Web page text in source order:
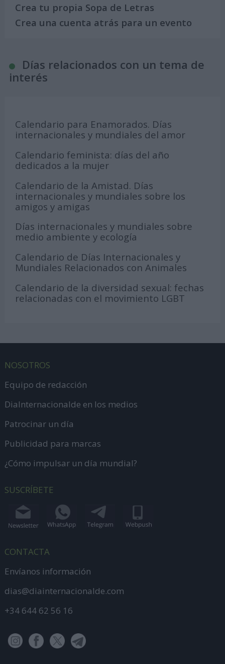
Crea tu propia Sopa de Letras
Crea una cuenta atrás para un evento
Días relacionados con un tema de
interés
Calendario para Enamorados. Días
internacionales y mundiales del amor
Calendario feminista: días del año
dedicados a la mujer
Calendario de la Amistad. Días
internacionales y mundiales sobre los
amigos y amigas
Días internacionales y mundiales sobre
medio ambiente y ecología
Calendario de Días Internacionales y
Mundiales Relacionados con Animales
Calendario de la diversidad sexual: fechas
relacionadas con el movimiento LGBT
NOSOTROS
Equipo de redacción
DiaInternacionalde en los medios
Patrocinar un día
Publicidad para marcas
¿Cómo impulsar un día mundial?
SUSCRÍBETE
CONTACTA
Envíanos información
dias@diainternacionalde.com
+34 644 62 56 16